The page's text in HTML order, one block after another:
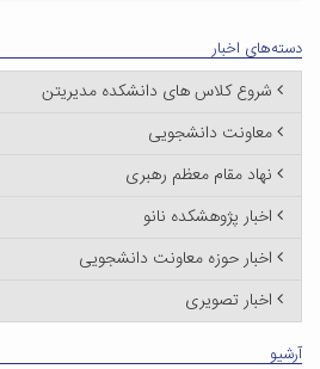
دسته‌های اخبار
شروع کلاس های دانشکده مدیریتن
معاونت دانشجویی
نهاد مقام معظم رهبری
اخبار پژوهشکده نانو
اخبار حوزه معاونت دانشجویی
اخبار تصویری
آرشیو